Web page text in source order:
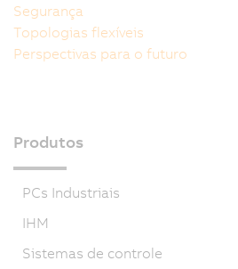
Segurança
Topologias flexíveis
Perspectivas para o futuro
Produtos
PCs Industriais
IHM
Sistemas de controle